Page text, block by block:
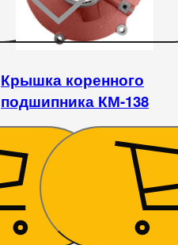
Крышка коренного
подшипника КМ-138
1 764